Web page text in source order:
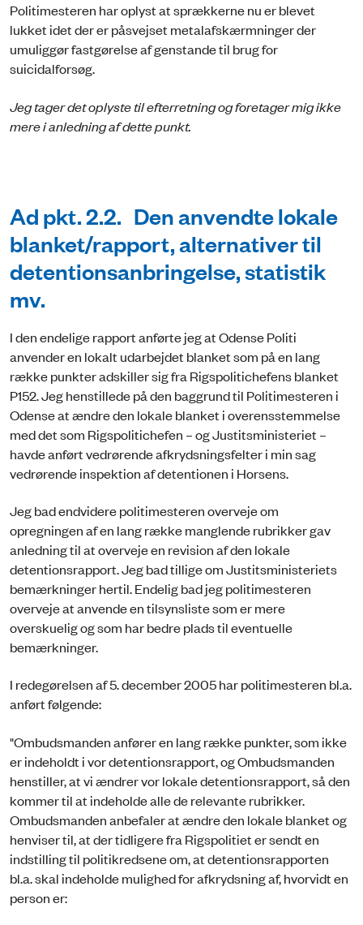
Politimesteren har oplyst at sprækkerne nu er blevet
lukket idet der er påsvejset metalafskærmninger der
umuliggør fastgørelse af genstande til brug for
suicidalforsøg.
Jeg tager det oplyste til efterretning og foretager mig ikke
mere i anledning af dette punkt.
Ad pkt. 2.2. Den anvendte lokale
blanket/rapport, alternativer til
detentionsanbringelse, statistik
mv.
I den endelige rapport anførte jeg at Odense Politi
anvender en lokalt udarbejdet blanket som på en lang
række punkter adskiller sig fra Rigspolitichefens blanket
P152. Jeg henstillede på den baggrund til Politimesteren i
Odense at ændre den lokale blanket i overensstemmelse
med det som Rigspolitichefen – og Justitsministeriet –
havde anført vedrørende afkrydsningsfelter i min sag
vedrørende inspektion af detentionen i Horsens.
Jeg bad endvidere politimesteren overveje om
opregningen af en lang række manglende rubrikker gav
anledning til at overveje en revision af den lokale
detentionsrapport. Jeg bad tillige om Justitsministeriets
bemærkninger hertil. Endelig bad jeg politimesteren
overveje at anvende en tilsynsliste som er mere
overskuelig og som har bedre plads til eventuelle
bemærkninger.
I redegørelsen af 5. december 2005 har politimesteren bl.a.
anført følgende:
"Ombudsmanden anfører en lang række punkter, som ikke
er indeholdt i vor detentionsrapport, og Ombudsmanden
henstiller, at vi ændrer vor lokale detentionsrapport, så den
kommer til at indeholde alle de relevante rubrikker.
Ombudsmanden anbefaler at ændre den lokale blanket og
henviser til, at der tidligere fra Rigspolitiet er sendt en
indstilling til politikredsene om, at detentionsrapporten
bl.a. skal indeholde mulighed for afkrydsning af, hvorvidt en
person er: